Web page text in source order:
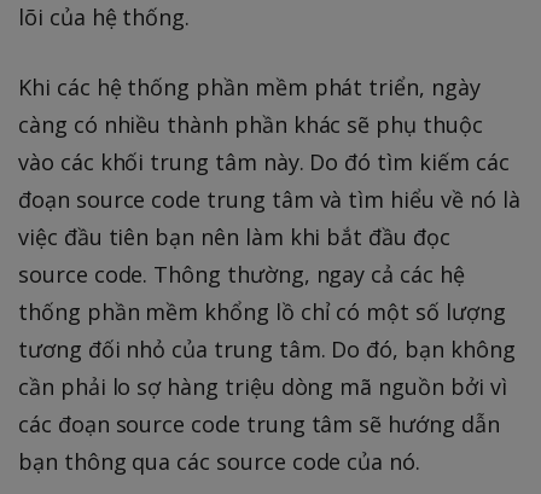
lõi của hệ thống.
Khi các hệ thống phần mềm phát triển, ngày
càng có nhiều thành phần khác sẽ phụ thuộc
vào các khối trung tâm này. Do đó tìm kiếm các
đoạn source code trung tâm và tìm hiểu về nó là
việc đầu tiên bạn nên làm khi bắt đầu đọc
source code. Thông thường, ngay cả các hệ
thống phần mềm khổng lồ chỉ có một số lượng
tương đối nhỏ của trung tâm. Do đó, bạn không
cần phải lo sợ hàng triệu dòng mã nguồn bởi vì
các đoạn source code trung tâm sẽ hướng dẫn
bạn thông qua các source code của nó.